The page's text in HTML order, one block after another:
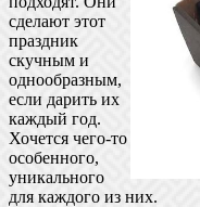
сделают этот
праздник
скучным и
однообразным,
если дарить их
каждый год.
Хочется чего-то
особенного,
уникального
для каждого из них.